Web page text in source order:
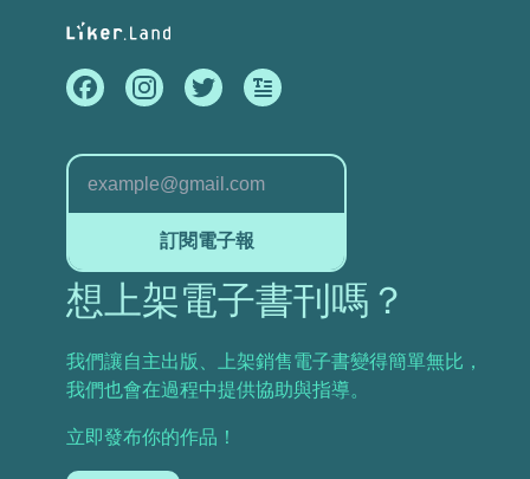
想上架電子書刊嗎？
我們讓自主出版、上架銷售電子書變得簡單無比，
我們也會在過程中提供協助與指導。
立即發布你的作品！
訂閱電子報